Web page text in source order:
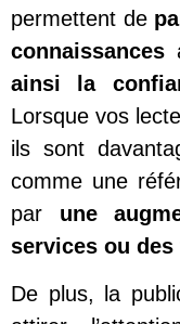
permettent de
connaissances
ainsi la
Lorsque vos
ils sont
comme une
par une
services ou
De plus, la